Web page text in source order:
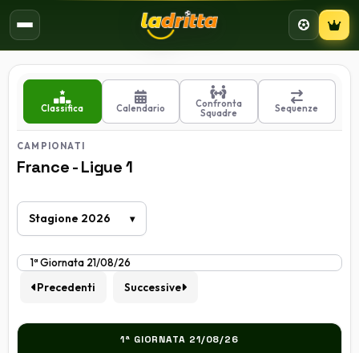
Classifica Calendario
Confronta
Squadre
Sequenze
CAMPIONATI
France - Ligue 1
Precedenti Successive
1ª GIORNATA 21/08/26